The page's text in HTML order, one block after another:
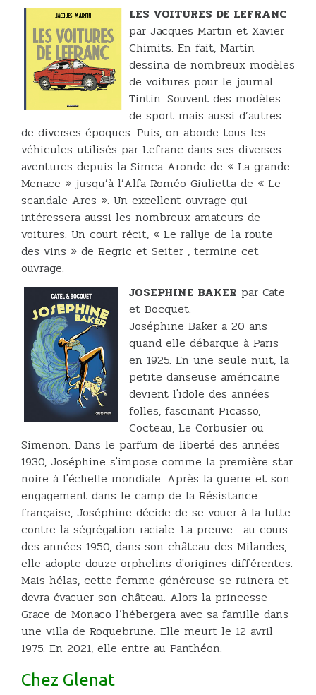
LES VOITURES DE LEFRANC
par Jacques Martin et Xavier
Chimits. En fait, Martin
dessina de nombreux modèles
de voitures pour le journal
Tintin. Souvent des modèles
de sport mais aussi d’autres
de diverses époques. Puis, on aborde tous les
véhicules utilisés par Lefranc dans ses diverses
aventures depuis la Simca Aronde de « La grande
Menace » jusqu’à l’Alfa Roméo Giulietta de « Le
scandale Ares ». Un excellent ouvrage qui
intéressera aussi les nombreux amateurs de
voitures. Un court récit, « Le rallye de la route
des vins » de Regric et Seiter , termine cet
ouvrage.
JOSEPHINE BAKER par Cate
et Bocquet.
Joséphine Baker a 20 ans
quand elle débarque à Paris
en 1925. En une seule nuit, la
petite danseuse américaine
devient l'idole des années
folles, fascinant Picasso,
Cocteau, Le Corbusier ou
Simenon. Dans le parfum de liberté des années
1930, Joséphine s'impose comme la première star
noire à l'échelle mondiale. Après la guerre et son
engagement dans le camp de la Résistance
française, Joséphine décide de se vouer à la lutte
contre la ségrégation raciale. La preuve : au cours
des années 1950, dans son château des Milandes,
elle adopte douze orphelins d'origines différentes.
Mais hélas, cette femme généreuse se ruinera et
devra évacuer son château. Alors la princesse
Grace de Monaco l’hébergera avec sa famille dans
une villa de Roquebrune. Elle meurt le 12 avril
1975. En 2021, elle entre au Panthéon.
Chez Glenat